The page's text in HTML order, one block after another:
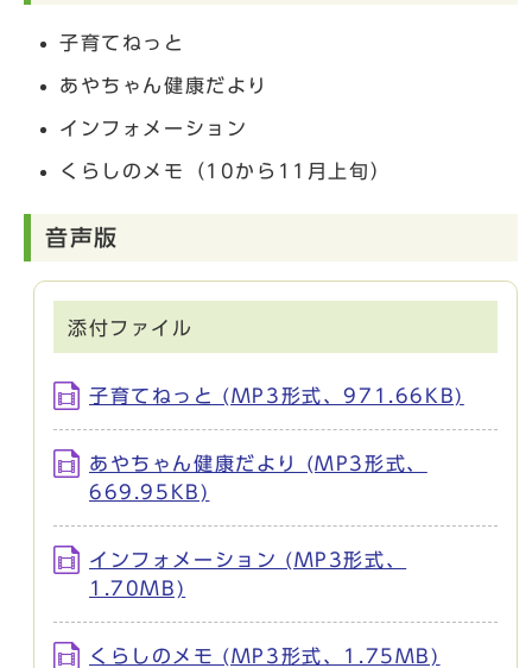
子育てねっと
あやちゃん健康だより
インフォメーション
くらしのメモ（10から11月上旬）
音声版
添付ファイル
子育てねっと (MP3形式、971.66KB)
あやちゃん健康だより (MP3形式、
669.95KB)
インフォメーション (MP3形式、
1.70MB)
くらしのメモ (MP3形式、1.75MB)